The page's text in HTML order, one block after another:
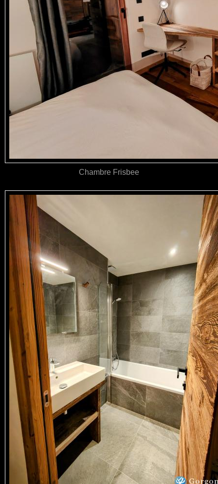
Chambre Frisbee